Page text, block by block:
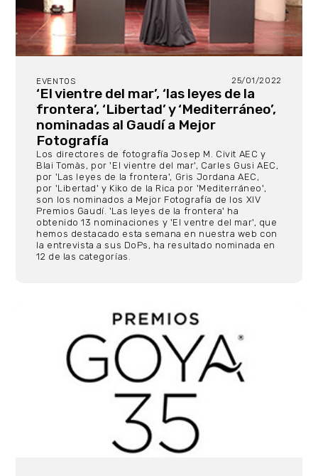
EVENTOS 25/01/2022
‘El vientre del mar’, ‘las leyes de la
frontera’, ‘Libertad’ y ‘Mediterráneo’,
nominadas al Gaudí a Mejor
Fotografía
Los directores de fotografía Josep M. Civit AEC y
Blai Tomàs, por 'El vientre del mar', Carles Gusi AEC,
por 'Las leyes de la frontera', Gris Jordana AEC,
por 'Libertad' y Kiko de la Rica por 'Mediterráneo',
son los nominados a Mejor Fotografía de los XIV
Premios Gaudí. 'Las leyes de la frontera' ha
obtenido 13 nominaciones y 'El ventre del mar', que
hemos destacado esta semana en nuestra web con
la entrevista a sus DoPs, ha resultado nominada en
12 de las categorías.